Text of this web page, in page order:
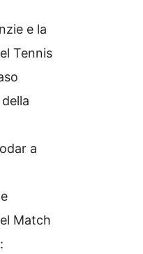
e la
Tennis
a
Match